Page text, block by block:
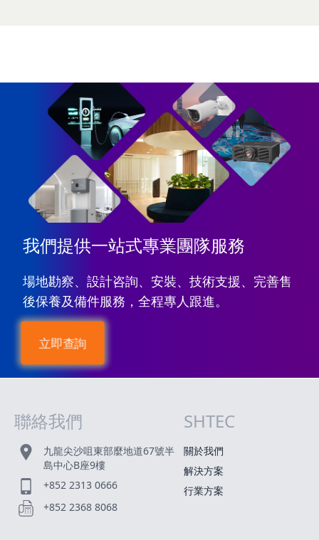
我們提供一站式專業團隊服務
場地勘察、設計咨詢、安裝、技術支援、完善售
後保養及備件服務，全程專人跟進。
立即查詢
聯絡我們
九龍尖沙咀東部麼地道67號半
島中心B座9樓
+852 2313 0666
+852 2368 8068
網站指南
SHTEC
關於我們
解決方案
行業方案